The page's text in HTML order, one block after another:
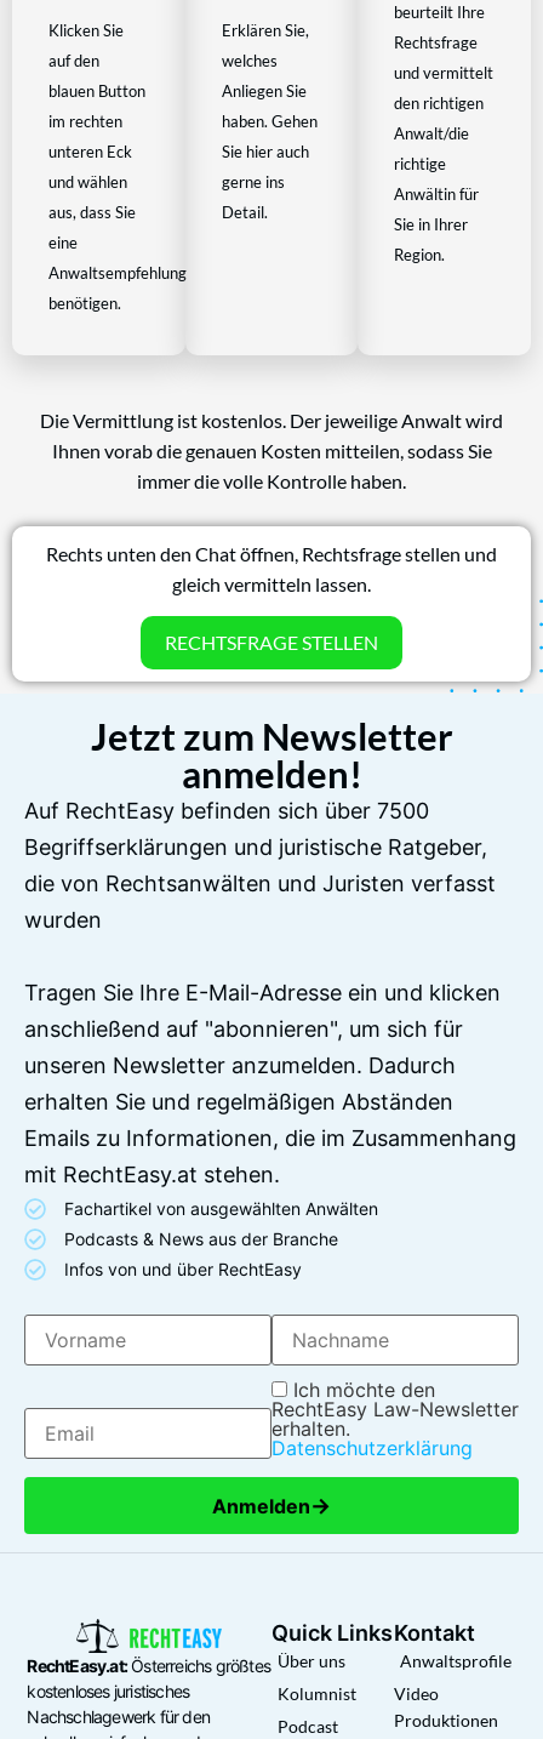
Klicken Sie
auf den
blauen Button
im rechten
unteren Eck
und wählen
aus, dass Sie
eine
Anwaltsempfehlung
benötigen.
Erklären Sie,
welches
Anliegen Sie
haben. Gehen
Sie hier auch
gerne ins
Detail.
beurteilt Ihre
Rechtsfrage
und vermittelt
den richtigen
Anwalt/die
richtige
Anwältin für
Sie in Ihrer
Region.
Die Vermittlung ist kostenlos. Der jeweilige Anwalt wird
Ihnen vorab die genauen Kosten mitteilen, sodass Sie
immer die volle Kontrolle haben.
Rechts unten den Chat öffnen, Rechtsfrage stellen und
gleich vermitteln lassen.
RECHTSFRAGE STELLEN
Jetzt zum Newsletter
anmelden!
Auf RechtEasy befinden sich über 7500
Begriffserklärungen und juristische Ratgeber,
die von Rechtsanwälten und Juristen verfasst
wurden
Tragen Sie Ihre E-Mail-Adresse ein und klicken
anschließend auf "abonnieren", um sich für
unseren Newsletter anzumelden. Dadurch
erhalten Sie und regelmäßigen Abständen
Emails zu Informationen, die im Zusammenhang
mit RechtEasy.at stehen.
Fachartikel von ausgewählten Anwälten
Podcasts & News aus der Branche
Infos von und über RechtEasy
Ich möchte den
RechtEasy Law-Newsletter
erhalten.
Datenschutzerklärung
Anmelden→
RechtEasy.at:Österreichs größtes
kostenloses juristisches
Nachschlagewerk für den
Quick Links
Über uns
Kolumnist
Podcast
Kontakt
Anwaltsprofile
Video
Produktionen